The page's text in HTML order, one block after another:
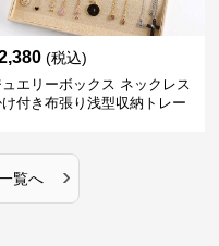
(税込)
ュエリーボックス ネックレス
付き布張り浅型収納トレー
覧へ ›